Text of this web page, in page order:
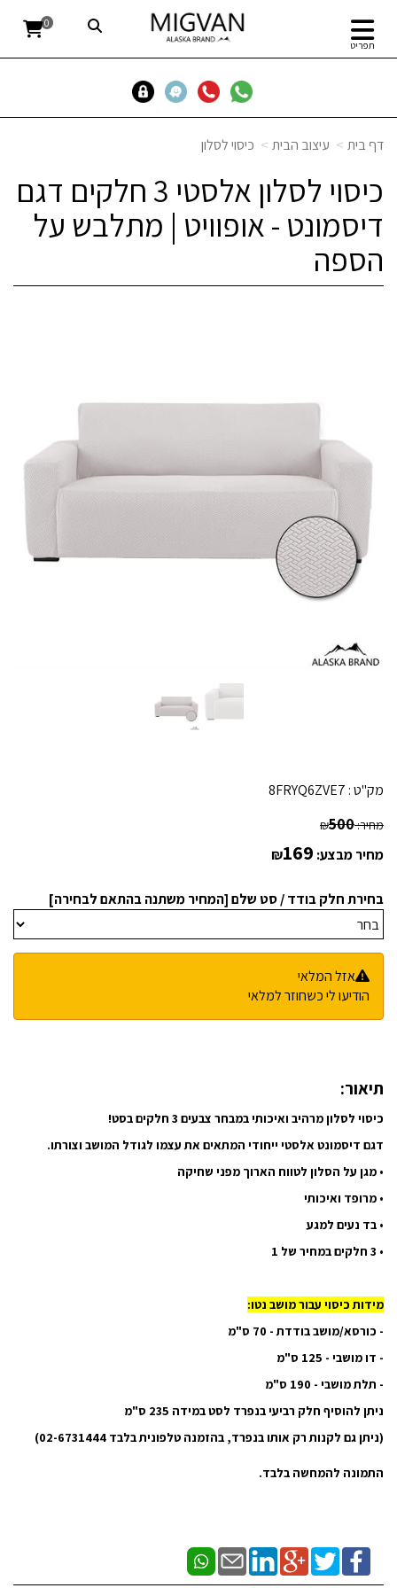
תפריט
0
דף בית עיצוב הבית כיסוי לסלון
כיסוי לסלון אלסטי 3 חלקים דגם
דיסמונט - אופוויט | מתלבש על
הספה
מק"ט : 8FRYQ6ZVE7
מחיר: ₪500
מחיר מבצע: ₪169
בחירת חלק בודד / סט שלם [המחיר משתנה בהתאם לבחירה]
אזל המלאי
הודיעו לי כשחוזר למלאי
תיאור:
כיסוי לסלון מרהיב ואיכותי במבחר צבעים 3 חלקים בסט!
דגם דיסמונט אלסטי ייחודי המתאים את עצמו לגודל המושב וצורתו.
• מגן על הסלון לטווח הארוך מפני שחיקה
• מרופד ואיכותי
• בד נעים למגע
•
מידות כיסוי עבור מושב נטו:
- כורסא/מושב בודדת - 70 ס"מ
- דו מושבי - 125 ס"מ
- תלת מושבי - 190 ס"מ
ניתן להוסיף חלק רביעי בנפרד לסט במידה 235 ס"מ
(ניתן גם לקנות רק אותו בנפרד, בהזמנה טלפונית בלבד 02-6731444)
התמונה להמחשה בלבד.